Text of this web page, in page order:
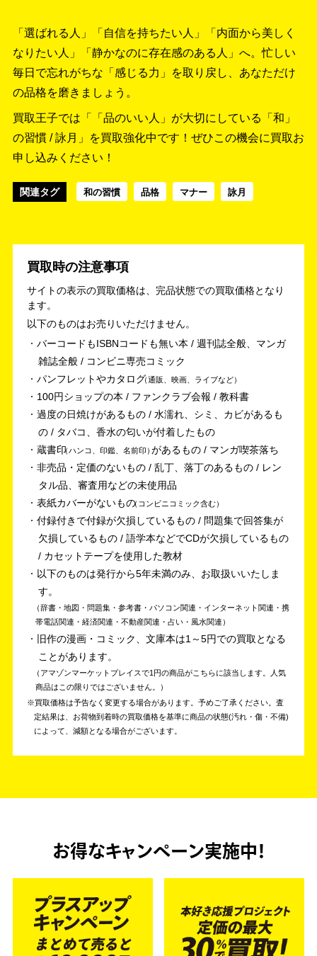
「選ばれる人」「自信を持ちたい人」「内面から美しく
なりたい人」「静かなのに存在感のある人」へ。忙しい
毎日で忘れがちな「感じる力」を取り戻し、あなただけ
の品格を磨きましょう。
買取王子では「「品のいい人」が大切にしている「和」
の習慣 / 詠月」を買取強化中です！ ぜひこの機会に買取お
申し込みください！
関連タグ 和の習慣 品格 マナー 詠月
買取時の注意事項
サイトの表示の買取価格は、完品状態での買取価格となり
ます。
以下のものはお売りいただけません。
バーコードもISBNコードも無い本 / 週刊誌全般、マンガ
雑誌全般 / コンビニ専売コミック
パンフレットやカタログ 通販、映画、ライブなど
100円ショップの本 / ファンクラブ会報 / 教科書
過度の日焼けがあるもの / 水濡れ、シミ、カビがあるも
の / タバコ、香水の匂いが付着したもの
蔵書印 ハンコ、印鑑、名前印
があるもの / マンガ喫茶落ち
非売品・定価のないもの / 乱丁、落丁のあるもの / レン
タル品、審査用などの未使用品
表紙カバーがないもの コンビニコミック含む
付録付きで付録が欠損しているもの / 問題集で回答集が
欠損しているもの / 語学本などでCDが欠損しているもの
/ カセットテープを使用した教材
以下のものは発行から5年未満のみ、お取扱いいたしま
す。
辞書・地図・問題集・参考書・パソコン関連・インターネット関連・携
帯電話関連・経済関連・不動産関連・占い・風水関連
旧作の漫画・コミック、文庫本は1～5円での買取となる
ことがあります。
アマゾンマーケットプレイスで1円の商品がこちらに該当します。人気
商品はこの限りではございません。
買取価格は予告なく変更する場合があります。予めご了承ください。 査
定結果は、お荷物到着時の買取価格を基準に商品の状態(汚れ・傷・不備)
によって、減額となる場合がございます。
お得なキャンペーン実施中！